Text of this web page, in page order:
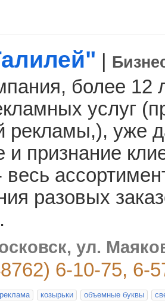
более 12
услуг
рекламы,), уже
и признание
весь
разовых
ул.
6-10-75, 6-
козырьки объемные буквы